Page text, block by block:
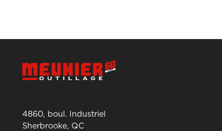
4860, boul. Industriel
Sherbrooke, QC